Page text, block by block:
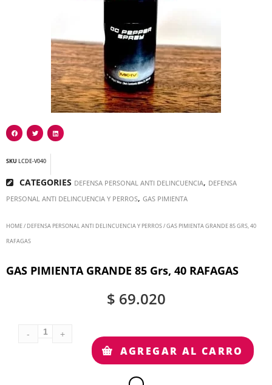
SKU LCDE-V040
CATEGORIES DEFENSA PERSONAL ANTI DELINCUENCIA, DEFENSA
PERSONAL ANTI DELINCUENCIA Y PERROS, GAS PIMIENTA
HOME/ DEFENSA PERSONAL ANTI DELINCUENCIA Y PERROS/ GAS PIMIENTA GRANDE 85 GRS, 40
RAFAGAS
GAS PIMIENTA GRANDE 85 Grs, 40 RAFAGAS
$ 69.020
AGREGAR AL CARRO